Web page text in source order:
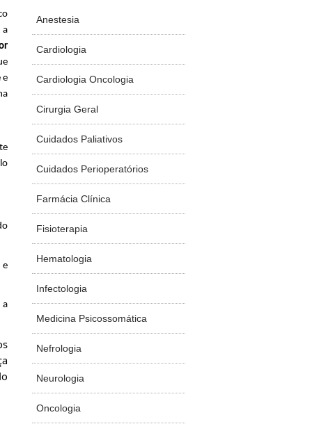
e
e
a
Anestesia
Cardiologia
Cardiologia Oncologia
Cirurgia Geral
Cuidados Paliativos
Cuidados Perioperatórios
Farmácia Clínica
Fisioterapia
Hematologia
Infectologia
Medicina Psicossomática
Nefrologia
Neurologia
Oncologia